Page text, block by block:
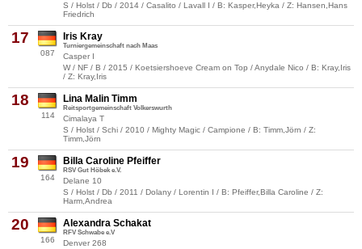
S / Holst / Db / 2014 / Casalito / Lavall I / B: Kasper,Heyka / Z: Hansen,Hans
Friedrich
17
087
Iris Kray
Turniergemeinschaft nach Maas
Casper I
W / NF / B / 2015 / Koetsiershoeve Cream on Top / Anydale Nico / B: Kray,Iris
/ Z: Kray,Iris
18
114
Lina Malin Timm
Reitsportgemeinschaft Volkerswurth
Cimalaya T
S / Holst / Schi / 2010 / Mighty Magic / Campione / B: Timm,Jörn / Z:
Timm,Jörn
19
164
Billa Caroline Pfeiffer
RSV Gut Höbek e.V.
Delane 10
S / Holst / Db / 2011 / Dolany / Lorentin I / B: Pfeiffer,Billa Caroline / Z:
Harm,Andrea
20
166
Alexandra Schakat
RFV Schwabe e.V
Denver 268